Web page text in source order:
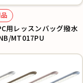
用レッスンバッグ撥水
MT017PU